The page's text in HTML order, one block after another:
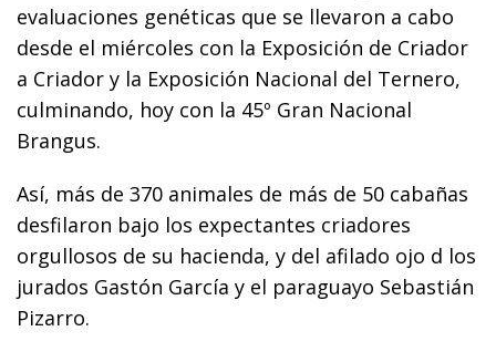
evaluaciones genéticas que se llevaron a cabo
desde el miércoles con la Exposición de Criador
a Criador y la Exposición Nacional del Ternero,
culminando, hoy con la 45º Gran Nacional
Brangus.
Así, más de 370 animales de más de 50 cabañas
desfilaron bajo los expectantes criadores
orgullosos de su hacienda, y del afilado ojo d los
jurados Gastón García y el paraguayo Sebastián
Pizarro.